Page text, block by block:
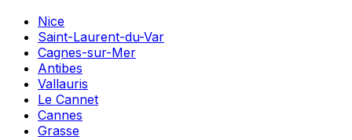
Nice
Saint-Laurent-du-Var
Cagnes-sur-Mer
Antibes
Vallauris
Le Cannet
Cannes
Grasse